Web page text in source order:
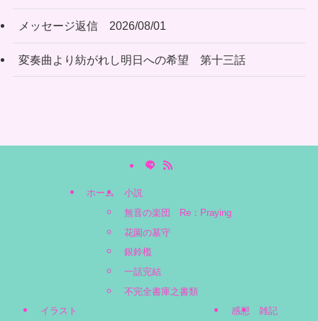
メッセージ返信 2026/08/01
変奏曲より紡がれし明日への希望 第十三話
ホーム
小説
無音の楽団 Re：Praying
花園の墓守
銀鈴檻
一話完結
不完全書庫之書類
イラスト
感想 雑記